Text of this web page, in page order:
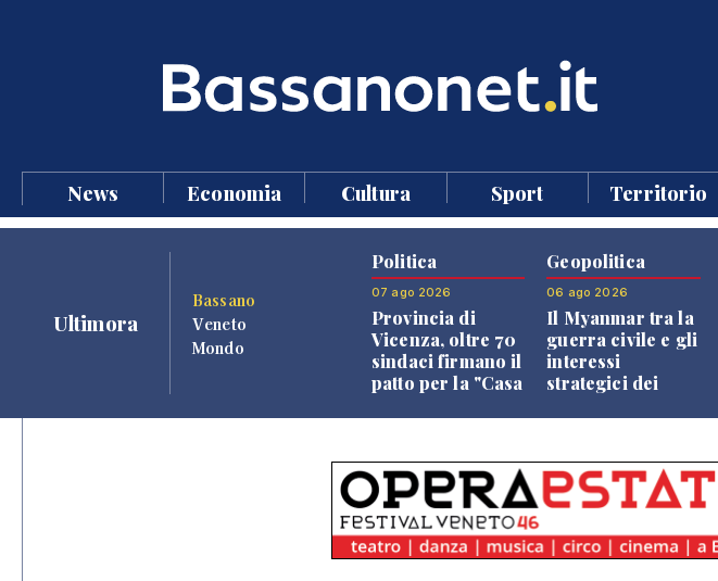
News Economia Cultura Sport Territorio
Ultimora
Bassano
Veneto
Mondo
Politica
07 ago 2026
Provincia di
Vicenza, oltre 70
sindaci firmano il
patto per la "Casa
Geopolitica
06 ago 2026
Il Myanmar tra la
guerra civile e gli
interessi
strategici dei